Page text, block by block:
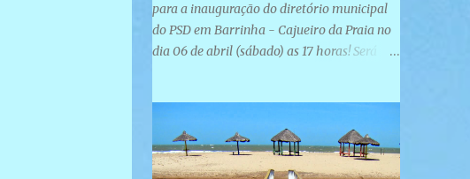
para a inauguração do diretório municipal
do PSD em Barrinha - Cajueiro da Praia no
dia 06 de abril (sábado) as 17 horas! Será
localizada na Rua São José, 98 Barrinha -
Cajueiro da Praia.